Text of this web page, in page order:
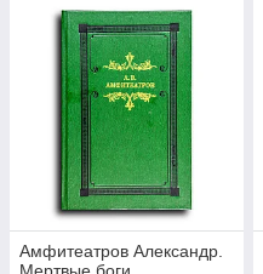
Амфитеатров Александр.